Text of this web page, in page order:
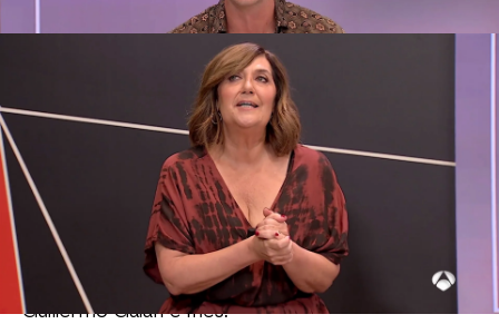
"La música, un
personaje más"
"La música, un personaje
más", así presentaba
Casanova a uno de los
grandes protagonistas
de esta temporada. El
King's será testigo de
grandes actuaciones musicales. Una temporada
con una banda sonora repleta de canciones
míticas de los 80: "Tendremos canciones de
Alaska, Radio Futura..". Con algunas de estas
canciones se contará la gran historia de
Guillermo Galán e Inés.